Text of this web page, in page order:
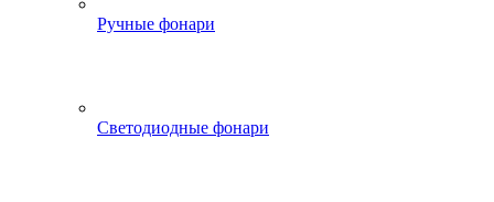
Ручные фонари
Светодиодные фонари